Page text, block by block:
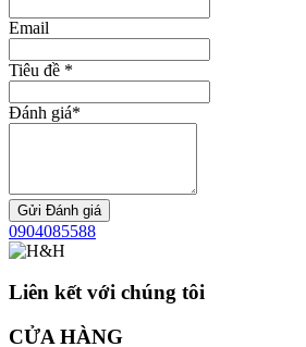
Email
Tiêu đề *
Đánh giá*
Gửi Đánh giá
0904085588
Liên kết với chúng tôi
CỬA HÀNG